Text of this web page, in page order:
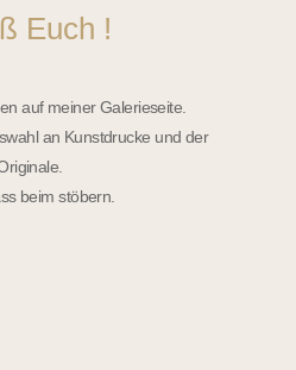
Euch !
auf meiner Galerieseite.
an Kunstdrucke und der
beim stöbern.